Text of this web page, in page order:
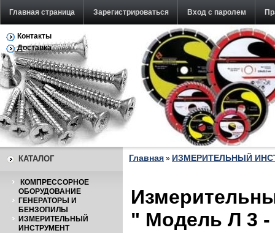
Главная страница Зарегистрироваться Вход с паролем
Обратная связь
Контакты
Доставка
КАТАЛОГ
КОМПРЕССОРНОЕ
ОБОРУДОВАНИЕ
ГЕНЕРАТОРЫ И
БЕНЗОПИЛЫ
ИЗМЕРИТЕЛЬНЫЙ
ИНСТРУМЕНТ
Главная » ИЗМЕРИТЕЛЬНЫЙ
" Модель Л 3